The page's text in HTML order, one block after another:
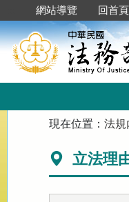
網站導覽 回首頁
現在位置：法規
立法理